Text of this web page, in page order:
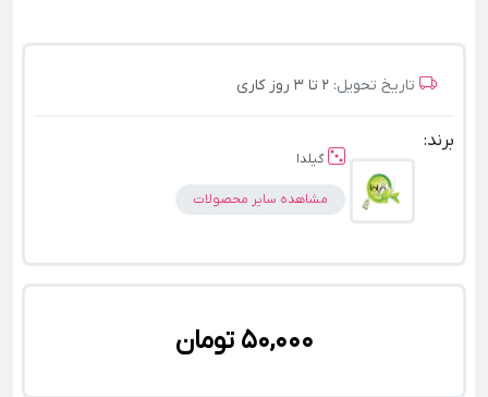
تاریخ تحویل: 2 تا 3 روز کاری
برند:
گیلدا
مشاهده سایر محصولات
50,000 تومان